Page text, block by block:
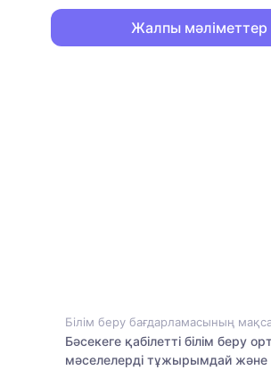
Жалпы мәліметтер
Білім беру бағдарламасының
Бәсекеге қабілетті білім
мәселелерді тұжырымдай және